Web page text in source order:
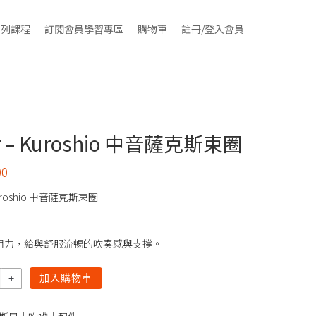
課程 訂閱會員學習專區 購物車 註冊/登入會員
Kuroshio 中音薩克斯束圈
中音薩克斯束圈
力，給與舒服流暢的吹奏感與支撐。
加入購物車